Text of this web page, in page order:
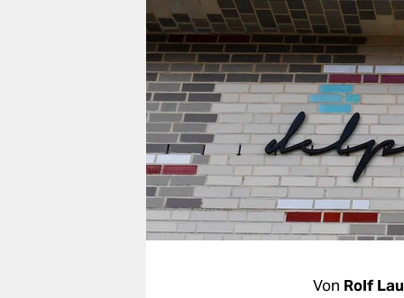
verlag
verlag
veranstaltungen
shop
fragen & hilfe
unterstützen
abo
Von Rolf